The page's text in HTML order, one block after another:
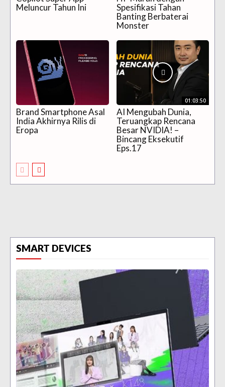
Meluncur Tahun Ini
Spesifikasi Tahan
Banting Berbaterai
Monster
Brand Smartphone Asal
India Akhirnya Rilis di
Eropa
01:03:50
AI Mengubah Dunia,
Teruangkap Rencana
Besar NVIDIA! –
Bincang Eksekutif
Eps.17
SMART DEVICES